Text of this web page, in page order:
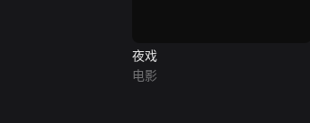
夜戏
电影